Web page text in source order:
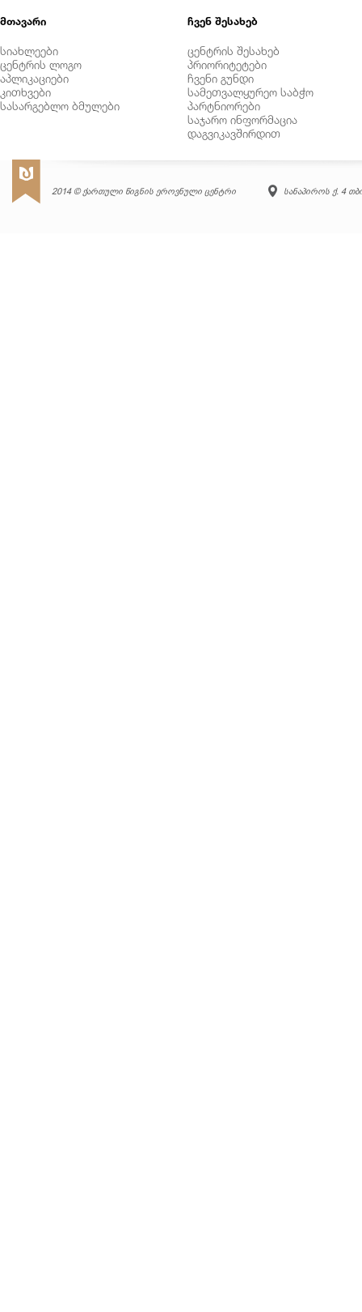
მთავარი
სიახლეები
ცენტრის ლოგო
აპლიკაციები
კითხვები
სასარგებლო ბმულები
ჩვენ შესახებ
ცენტრის შესახებ
პრიორიტეტები
ჩვენი გუნდი
სამეთვალყურეო საბჭო
პარტნიორები
საჯარო ინფორმაცია
დაგვიკავშირდით
2014 © ქართული წიგნის ეროვნული ცენტრი სანაპიროს ქ. 4